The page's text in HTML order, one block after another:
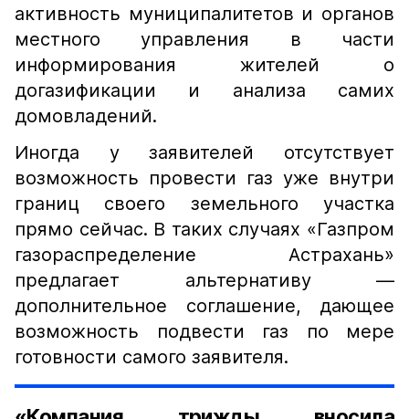
активность муниципалитетов и органов
местного управления в части
информирования жителей о
догазификации и анализа самих
домовладений.
Иногда у заявителей отсутствует
возможность провести газ уже внутри
границ своего земельного участка
прямо сейчас. В таких случаях «Газпром
газораспределение Астрахань»
предлагает альтернативу —
дополнительное соглашение, дающее
возможность подвести газ по мере
готовности самого заявителя.